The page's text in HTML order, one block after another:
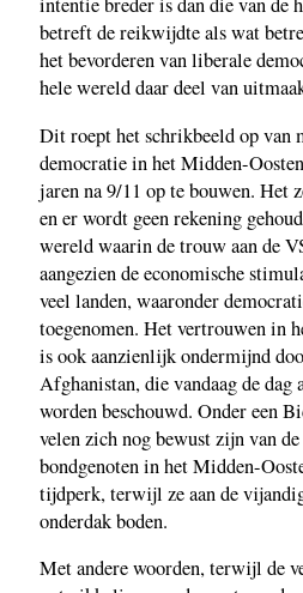
betreft de reikwijdte als wat
het bevorderen van liberale
hele wereld daar deel van
Dit roept het schrikbeeld op van
democratie in het Midden-
jaren na 9/11 op te bouwen. Het
en er wordt geen rekening
wereld waarin de trouw aan de
aangezien de economische
veel landen, waaronder
toegenomen. Het vertrouwen in
is ook aanzienlijk ondermijnd
Afghanistan, die vandaag de
worden beschouwd. Onder een
velen zich nog bewust zijn van
bondgenoten in het Midden-
tijdperk, terwijl ze aan de
onderdak boden.
Met andere woorden, terwijl de